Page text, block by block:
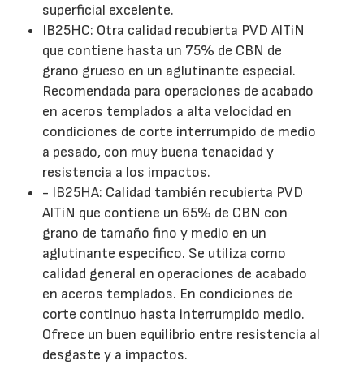
superficial excelente.
IB25HC: Otra calidad recubierta PVD AlTiN
que contiene hasta un 75% de CBN de
grano grueso en un aglutinante especial.
Recomendada para operaciones de acabado
en aceros templados a alta velocidad en
condiciones de corte interrumpido de medio
a pesado, con muy buena tenacidad y
resistencia a los impactos.
- IB25HA: Calidad también recubierta PVD
AlTiN que contiene un 65% de CBN con
grano de tamaño fino y medio en un
aglutinante especifico. Se utiliza como
calidad general en operaciones de acabado
en aceros templados. En condiciones de
corte continuo hasta interrumpido medio.
Ofrece un buen equilibrio entre resistencia al
desgaste y a impactos.